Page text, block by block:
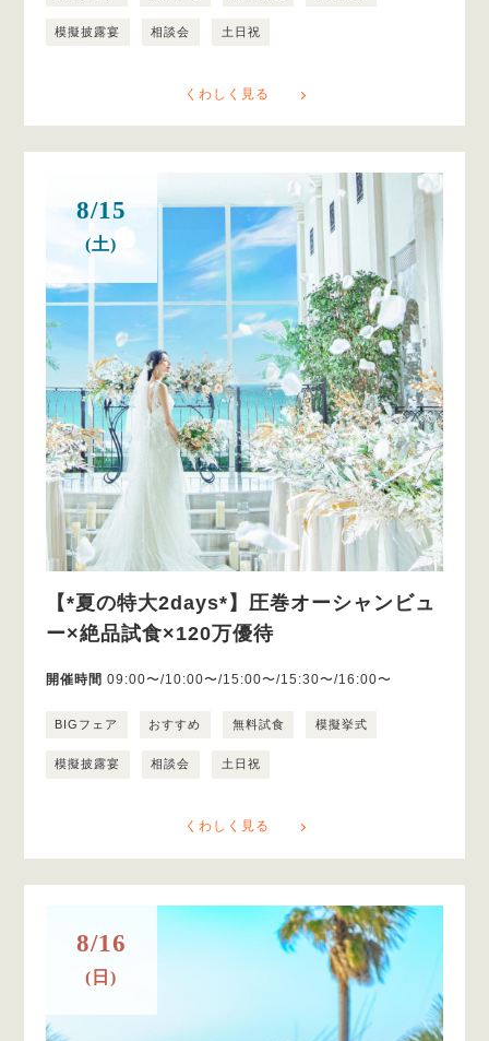
模擬披露宴 相談会 土日祝
くわしく見る
8/15
(土)
【*夏の特大2days*】圧巻オーシャンビュ
ー×絶品試食×120万優待
開催時間 09:00〜/10:00〜/15:00〜/15:30〜/16:00〜
BIGフェア おすすめ 無料試食 模擬挙式
模擬披露宴 相談会 土日祝
くわしく見る
8/16
(日)